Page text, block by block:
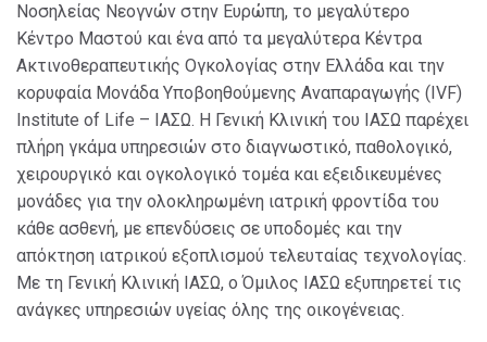
Νοσηλείας Νεογνών στην Ευρώπη, το μεγαλύτερο
Κέντρο Μαστού και ένα από τα μεγαλύτερα Κέντρα
Ακτινοθεραπευτικής Ογκολογίας στην Ελλάδα και την
κορυφαία Μονάδα Υποβοηθούμενης Αναπαραγωγής (IVF)
Institute of Life – ΙΑΣΩ. Η Γενική Κλινική του ΙΑΣΩ παρέχει
πλήρη γκάμα υπηρεσιών στο διαγνωστικό, παθολογικό,
χειρουργικό και ογκολογικό τομέα και εξειδικευμένες
μονάδες για την ολοκληρωμένη ιατρική φροντίδα του
κάθε ασθενή, με επενδύσεις σε υποδομές και την
απόκτηση ιατρικού εξοπλισμού τελευταίας τεχνολογίας.
Με τη Γενική Κλινική ΙΑΣΩ, ο Όμιλος ΙΑΣΩ εξυπηρετεί τις
ανάγκες υπηρεσιών υγείας όλης της οικογένειας.